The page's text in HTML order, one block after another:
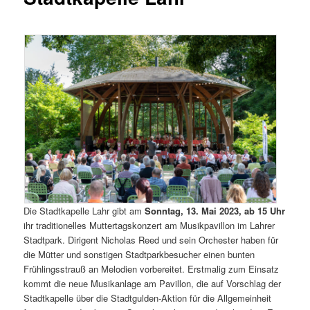
Die Stadtkapelle Lahr gibt amSonntag, 13. Mai 2023, ab 15 Uhr
ihr traditionelles Muttertagskonzert am Musikpavillon im Lahrer
Stadtpark. Dirigent Nicholas Reed und sein Orchester haben für
die Mütter und sonstigen Stadtparkbesucher einen bunten
Frühlingsstrauß an Melodien vorbereitet. Erstmalig zum Einsatz
kommt die neue Musikanlage am Pavillon, die auf Vorschlag der
Stadtkapelle über die Stadtgulden-Aktion für die Allgemeinheit